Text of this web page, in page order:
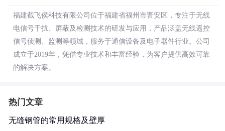
福建截飞侯科技有限公司位于福建省福州市晋安区，专注于无线
电信号干扰、屏蔽及检测技术的研发与应用，产品涵盖无线遥控
信号侦测、监测等领域，服务于通信设备及电子器件行业。公司
成立于2019年，凭借专业技术和丰富经验，为客户提供高效可靠
的解决方案。
热门文章
无缝钢管的常用规格及壁厚